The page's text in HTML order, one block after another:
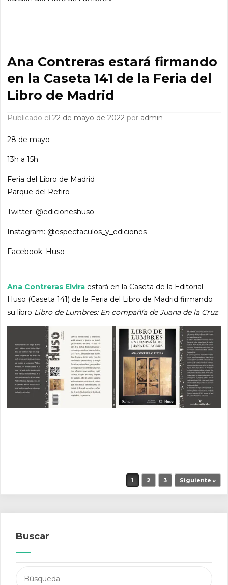
Ana Contreras estará firmando
en la Caseta 141 de la Feria del
Libro de Madrid
Publicado el22 de mayo de 2022 por admin
28 de mayo
13h a 15h
Feria del Libro de Madrid
Parque del Retiro
Twitter: @edicioneshuso
Instagram: @espectaculos_y_ediciones
Facebook: Huso
Ana Contreras Elvira estará en la Caseta de la Editorial
Huso (Caseta 141) de la Feria del Libro de Madrid firmando
su libro Libro de Lumbres: En compañía de Juana de la Cruz
1 2 3 Siguiente »
Buscar